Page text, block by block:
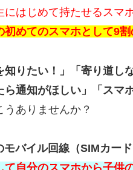
にはじめて持たせるスマ
初めてのスマホとして9割
知りたい！」「寄り道
通知がほしい」「スマ
うありませんか？
バイル回線（SIMカード
て自分のスマホから子供